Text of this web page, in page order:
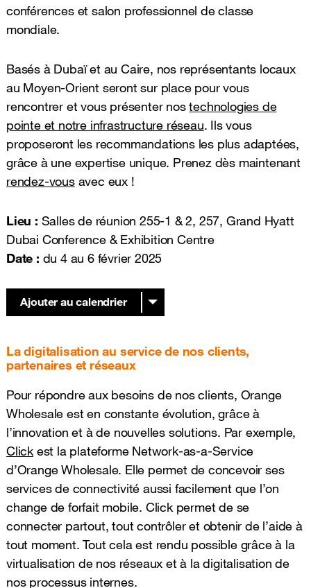
conférences et salon professionnel de classe
mondiale.
Basés à Dubaï et au Caire, nos représentants locaux
au Moyen-Orient seront sur place pour vous
rencontrer et vous présenter nostechnologies de
pointe et notre infrastructure réseau. Ils vous
proposeront les recommandations les plus adaptées,
grâce à une expertise unique. Prenez dès maintenant
rendez-vousavec eux !
Lieu : Salles de réunion 255-1 & 2, 257, Grand Hyatt
Dubai Conference & Exhibition Centre
Date : du 4 au 6 février 2025
Ajouter au calendrier Basculer le menu déroulant
La digitalisation au service de nos clients,
partenaires et réseaux
Pour répondre aux besoins de nos clients, Orange
Wholesale est en constante évolution, grâce à
l’innovation et à de nouvelles solutions. Par exemple,
Click est la plateforme Network-as-a-Service
d’Orange Wholesale. Elle permet de concevoir ses
services de connectivité aussi facilement que l’on
change de forfait mobile. Click permet de se
connecter partout, tout contrôler et obtenir de l’aide à
tout moment. Tout cela est rendu possible grâce à la
virtualisation de nos réseaux et à la digitalisation de
nos processus internes.